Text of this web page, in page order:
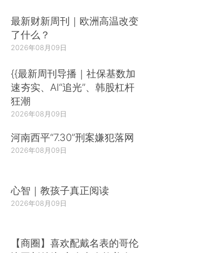
最新财新周刊｜欧洲高温改变
了什么？
2026年08月09日
{{最新周刊导播｜社保基数加
速夯实、AI“追光”、韩股杠杆
狂潮
2026年08月09日
河南西平“7.30”刑案嫌犯落网
2026年08月09日
心智｜教孩子真正阅读
2026年08月09日
【商圈】喜欢配戴名表的哥伦